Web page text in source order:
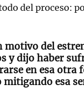
del proceso:
motivo del
y dijo haber
en esa otra
mitigando esa